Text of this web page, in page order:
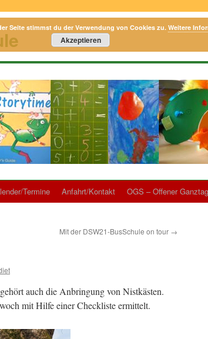
Termine Anfahrt/Kontakt OGS – Offener Ganztag
Mit der DSW21-BusSchule on tour →
auch die Anbringung von Nistkästen.
mit Hilfe einer Checkliste ermittelt.
Seite stimmst du der Verwendung von Cookies zu. Weitere
Akzeptieren